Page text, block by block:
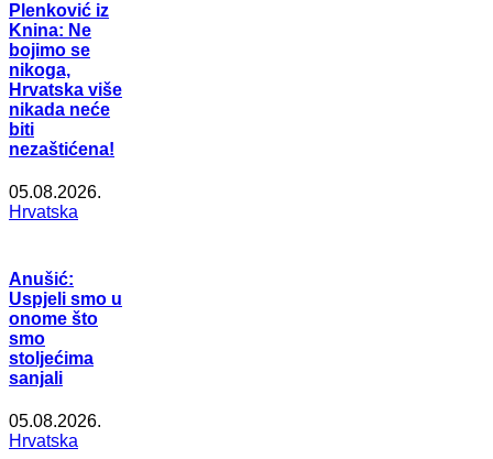
Plenković iz
Knina: Ne
bojimo se
nikoga,
Hrvatska više
nikada neće
biti
nezaštićena!
05.08.2026.
Hrvatska
Anušić:
Uspjeli smo u
onome što
smo
stoljećima
sanjali
05.08.2026.
Hrvatska